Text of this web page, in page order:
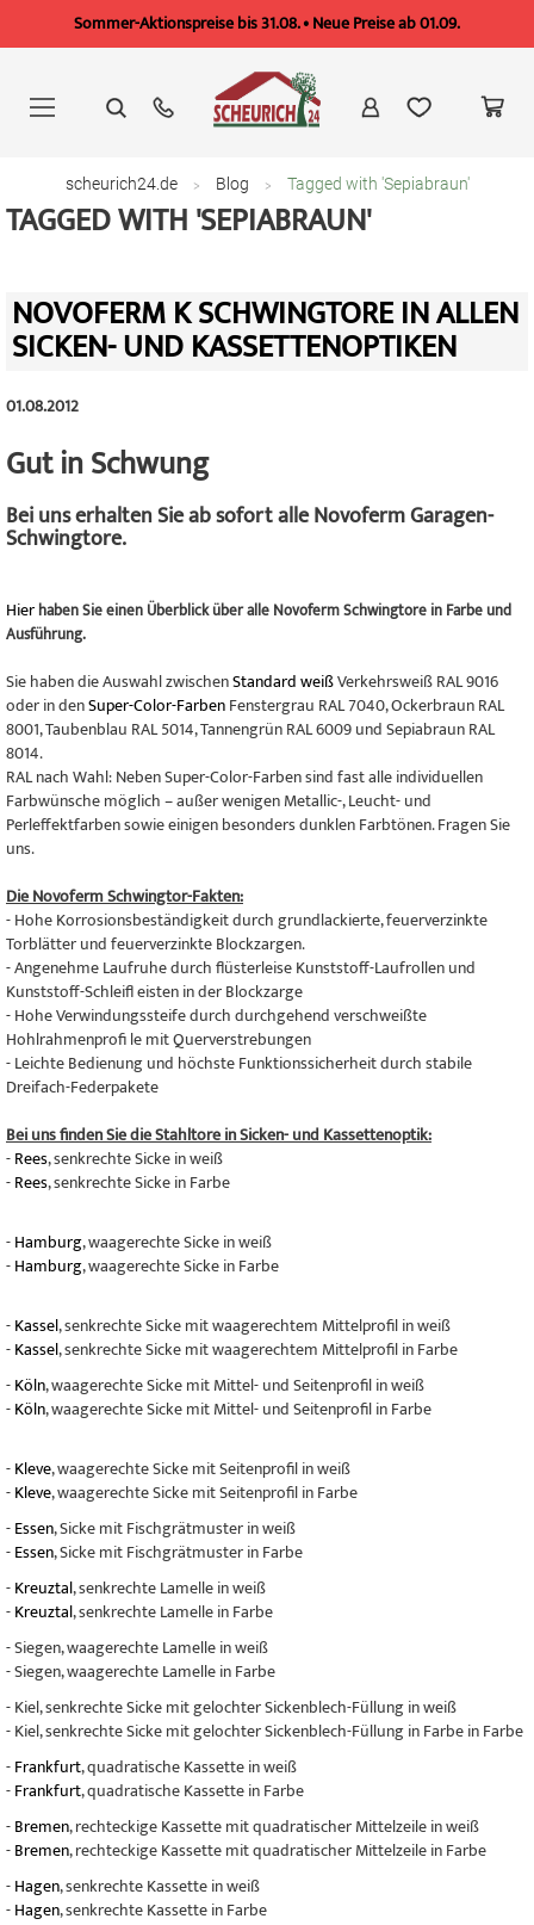
Sommer-Aktionspreise bis 31.08. • Neue Preise ab 01.09.
springen
scheurich24.de Blog Tagged with 'Sepiabraun'
TAGGED WITH 'SEPIABRAUN'
NOVOFERM K SCHWINGTORE IN ALLEN
SICKEN- UND KASSETTENOPTIKEN
01.08.2012
Gut in Schwung
Bei uns erhalten Sie ab sofort alle Novoferm Garagen-
Schwingtore.
Hierhaben Sie einen Überblick über alle Novoferm Schwingtore in Farbe und
Ausführung.
Sie haben die Auswahl zwischenStandard weißVerkehrsweiß RAL 9016
oder in denSuper-Color-FarbenFenstergrau RAL 7040, Ockerbraun RAL
8001, Taubenblau RAL 5014, Tannengrün RAL 6009 und Sepiabraun RAL
8014.
RAL nach Wahl: Neben Super-Color-Farben sind fast alle individuellen
Farbwünsche möglich – außer wenigen Metallic-, Leucht- und
Perleffektfarben sowie einigen besonders dunklen Farbtönen. Fragen Sie
uns.
Die Novoferm Schwingtor-Fakten:
- Hohe Korrosionsbeständigkeit durch grundlackierte, feuerverzinkte
Torblätter und feuerverzinkte Blockzargen.
- Angenehme Laufruhe durch flüsterleise Kunststoff-Laufrollen und
Kunststoff-Schleifl eisten in der Blockzarge
- Hohe Verwindungssteife durch durchgehend verschweißte
Hohlrahmenprofi le mit Querverstrebungen
- Leichte Bedienung und höchste Funktionssicherheit durch stabile
Dreifach-Federpakete
Bei uns finden Sie die Stahltore in Sicken- und Kassettenoptik:
-Rees, senkrechte Sicke in weiß
-Rees, senkrechte Sicke in Farbe
-Hamburg, waagerechte Sicke in weiß
-Hamburg, waagerechte Sicke in Farbe
-Kassel, senkrechte Sicke mit waagerechtem Mittelprofil in weiß
-Kassel, senkrechte Sicke mit waagerechtem Mittelprofil in Farbe
-Köln, waagerechte Sicke mit Mittel- und Seitenprofil in weiß
-Köln, waagerechte Sicke mit Mittel- und Seitenprofil in Farbe
-Kleve, waagerechte Sicke mit Seitenprofil in weiß
-Kleve, waagerechte Sicke mit Seitenprofil in Farbe
-Essen, Sicke mit Fischgrätmuster in weiß
-Essen, Sicke mit Fischgrätmuster in Farbe
-Kreuztal, senkrechte Lamelle in weiß
-Kreuztal, senkrechte Lamelle in Farbe
- Siegen, waagerechte Lamelle in weiß
- Siegen, waagerechte Lamelle in Farbe
- Kiel, senkrechte Sicke mit gelochter Sickenblech-Füllung in weiß
- Kiel, senkrechte Sicke mit gelochter Sickenblech-Füllung in Farbe in Farbe
-Frankfurt, quadratische Kassette in weiß
-Frankfurt, quadratische Kassette in Farbe
-Bremen, rechteckige Kassette mit quadratischer Mittelzeile in weiß
-Bremen, rechteckige Kassette mit quadratischer Mittelzeile in Farbe
-Hagen, senkrechte Kassette in weiß
-Hagen, senkrechte Kassette in Farbe